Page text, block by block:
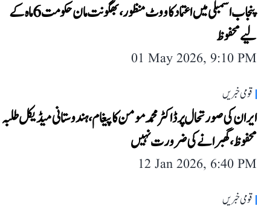
پنجاب اسمبلی میں اعتماد کا ووٹ منظور، بھگونت مان حکومت 6 ماہ کے
لیے محفوظ
01 May 2026, 9:10 PM
قومی خبریں
ایران کی صورتحال پر ڈاکٹر محمد مومن کا پیغام، ہندوستانی میڈیکل طلبہ
محفوظ، گھبرانے کی ضرورت نہیں
12 Jan 2026, 6:40 PM
قومی خبریں